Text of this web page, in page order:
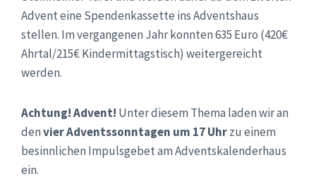
Advent eine Spendenkassette ins Adventshaus
stellen. Im vergangenen Jahr konnten 635 Euro (420€
Ahrtal/215€ Kindermittagstisch) weitergereicht
werden.
Achtung! Advent! Unter diesem Thema laden wir an
denvier Adventssonntagen um 17 Uhrzu einem
besinnlichen Impulsgebet am Adventskalenderhaus
ein.